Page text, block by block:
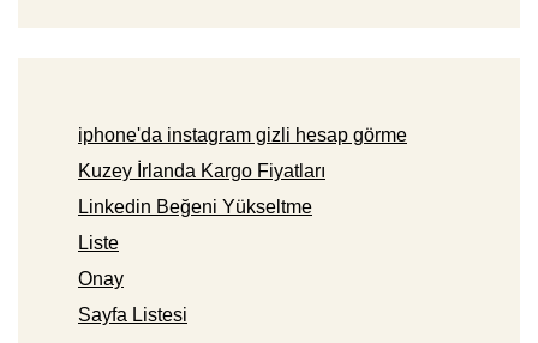
iphone'da instagram gizli hesap görme
Kuzey İrlanda Kargo Fiyatları
Linkedin Beğeni Yükseltme
Liste
Onay
Sayfa Listesi